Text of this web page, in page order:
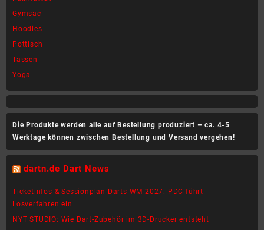
Gymsac
Hoodies
Pottisch
Tassen
Yoga
Die Produkte werden alle auf Bestellung produziert – ca. 4-5
Werktage können zwischen Bestellung und Versand vergehen!
dartn.de Dart News
Ticketinfos & Sessionplan Darts-WM 2027: PDC führt
Losverfahren ein
NYT STUDIO: Wie Dart-Zubehör im 3D-Drucker entsteht